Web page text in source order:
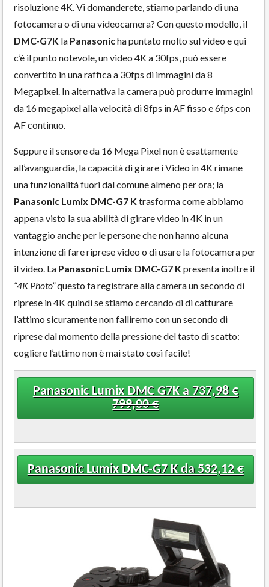
risoluzione 4K. Vi domanderete, stiamo parlando di una
fotocamera o di una videocamera? Con questo modello, il
DMC-G7K la Panasonicha puntato molto sul video e qui
c’è il punto notevole, un video 4K a 30fps, può essere
convertito in una raffica a 30fps di immagini da 8
Megapixel. In alternativa la camera può produrre immagini
da 16 megapixel alla velocità di 8fps in AF fisso e 6fps con
AF continuo.
Seppure il sensore da 16 Mega Pixel non è esattamente
all’avanguardia, la capacità di girare i Video in 4K rimane
una funzionalità fuori dal comune almeno per ora; la
Panasonic Lumix DMC-G7 Ktrasforma come abbiamo
appena visto la sua abilità di girare video in 4K in un
vantaggio anche per le persone che non hanno alcuna
intenzione di fare riprese video o di usare la fotocamera per
il video. La Panasonic Lumix DMC-G7 Kpresenta inoltre il
“4K Photo”questo fa registrare alla camera un secondo di
riprese in 4K quindi se stiamo cercando di di catturare
l’attimo sicuramente non falliremo con un secondo di
riprese dal momento della pressione del tasto di scatto:
cogliere l’attimo non è mai stato così facile!
Panasonic Lumix DMC G7K a 737,98 €
799,00 €
Panasonic Lumix DMC-G7 K da 532,12 €